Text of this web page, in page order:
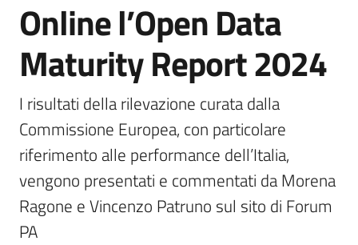
Polo
archivistico
Archivio
storico
Conservazione
Argomenti
Salta al contenuto
Online l’Open Data
Maturity Report 2024
I risultati della rilevazione curata dalla
Commissione Europea, con particolare
riferimento alle performance dell’Italia,
vengono presentati e commentati da Morena
Ragone e Vincenzo Patruno sul sito di Forum
PA